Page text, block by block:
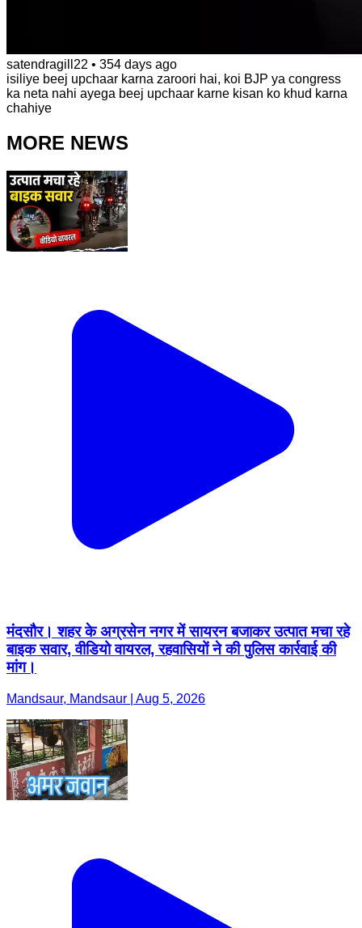
satendragill22 • 354 days ago
isiliye beej upchaar karna zaroori hai, koi BJP ya congress
ka neta nahi ayega beej upchaar karne kisan ko khud karna
chahiye
MORE NEWS
मंदसौर। शहर के अग्रसेन नगर में सायरन बजाकर उत्पात मचा रहे
बाइक सवार, वीडियो वायरल, रहवासियों ने की पुलिस कार्रवाई की
मांग।
Mandsaur, Mandsaur | Aug 5, 2026